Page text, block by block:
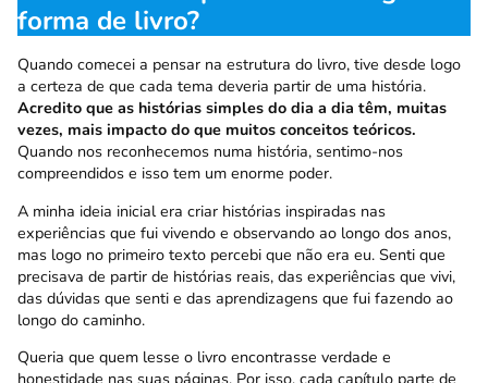
forma de livro?
Quando comecei a pensar na estrutura do livro, tive desde logo
a certeza de que cada tema deveria partir de uma história.
Acredito que as histórias simples do dia a dia têm, muitas
vezes, mais impacto do que muitos conceitos teóricos.
Quando nos reconhecemos numa história, sentimo-nos
compreendidos e isso tem um enorme poder.
A minha ideia inicial era criar histórias inspiradas nas
experiências que fui vivendo e observando ao longo dos anos,
mas logo no primeiro texto percebi que não era eu. Senti que
precisava de partir de histórias reais, das experiências que vivi,
das dúvidas que senti e das aprendizagens que fui fazendo ao
longo do caminho.
Queria que quem lesse o livro encontrasse verdade e